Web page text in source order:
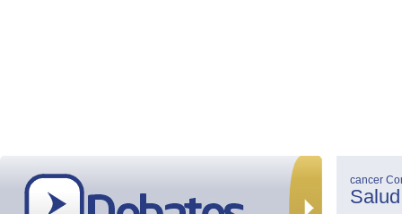
cancer
Salud